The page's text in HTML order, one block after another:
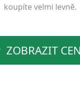
koupíte velmi levně.
ZOBRAZIT